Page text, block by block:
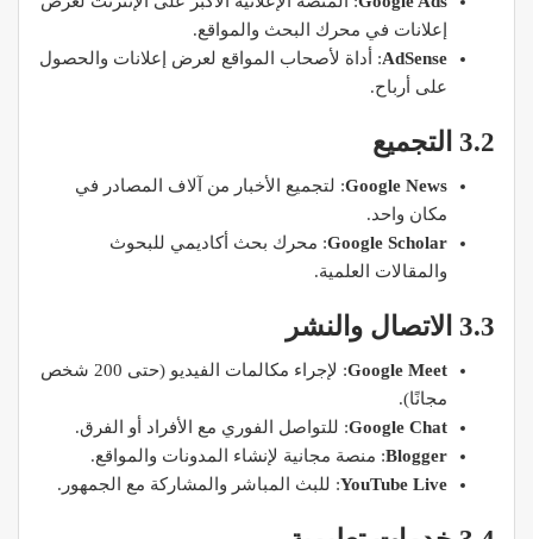
إعلانات في محرك البحث والمواقع.
AdSense: أداة لأصحاب المواقع لعرض إعلانات والحصول
على أرباح.
3.2 التجميع
Google News: لتجميع الأخبار من آلاف المصادر في
مكان واحد.
Google Scholar: محرك بحث أكاديمي للبحوث
والمقالات العلمية.
3.3 الاتصال والنشر
Google Meet
: لإجراء مكالمات الفيديو (حتى 200 شخص
مجانًا).
Google Chat: للتواصل الفوري مع الأفراد أو الفرق.
Blogger: منصة مجانية لإنشاء المدونات والمواقع.
YouTube Live: للبث المباشر والمشاركة مع الجمهور.